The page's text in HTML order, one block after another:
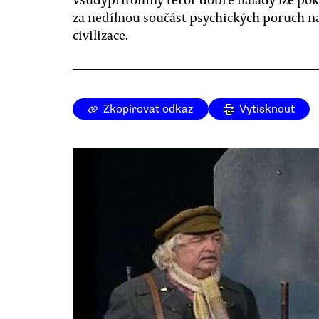
za nedílnou součást psychických poruch
civilizace.
Zkopírovat odkaz Vytisknout